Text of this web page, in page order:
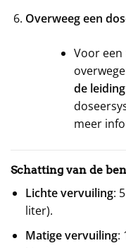
Overweeg een
Voor een
de leiding
meer
Schatting van de
Lichte vervuiling:
liter).
Matige vervuiling: